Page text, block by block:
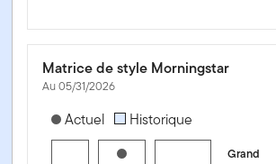
Matrice de style Morningstar
Au 05/31/2026
[products.morningstar-stylebox-title-
Actuel Historique
Grand